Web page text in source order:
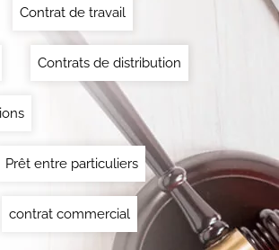
Contrat de travail
Contrats de distribution
Prêt entre particuliers
contrat commercial